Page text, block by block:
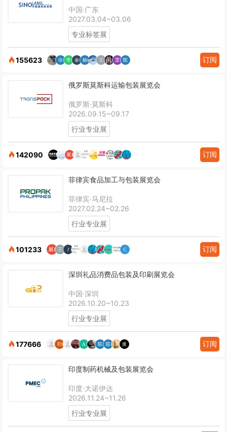
中国·广东
2027.03.04~03.06
专业标签展
155623 订阅
俄罗斯莫斯科运输包装展览会
俄罗斯·莫斯科
2026.09.15~09.17
行业专业展
142090 订阅
菲律宾食品加工与包装展览会
菲律宾·马尼拉
2027.02.24~02.26
行业专业展
101233 订阅
深圳礼品消费品包装及印刷展览会
中国·深圳
2026.10.20~10.23
行业专业展
177666 订阅
印度制药机械及包装展览会
印度·大诺伊达
2026.11.24~11.26
行业专业展